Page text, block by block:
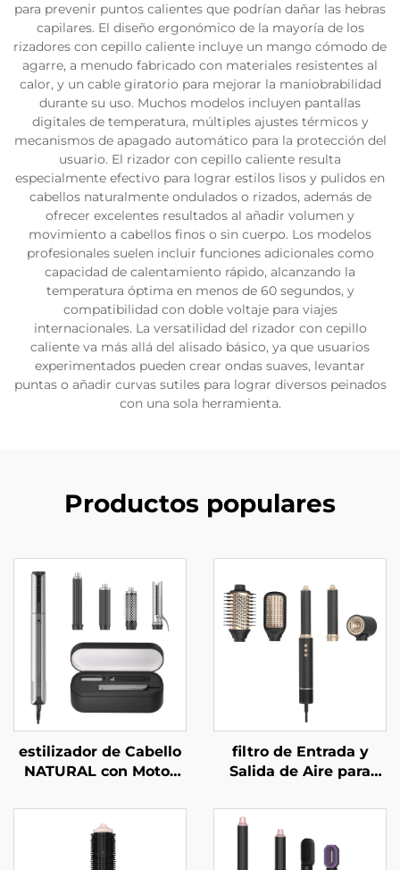
para prevenir puntos calientes que podrían dañar las hebras
capilares. El diseño ergonómico de la mayoría de los
rizadores con cepillo caliente incluye un mango cómodo de
agarre, a menudo fabricado con materiales resistentes al
calor, y un cable giratorio para mejorar la maniobrabilidad
durante su uso. Muchos modelos incluyen pantallas
digitales de temperatura, múltiples ajustes térmicos y
mecanismos de apagado automático para la protección del
usuario. El rizador con cepillo caliente resulta
especialmente efectivo para lograr estilos lisos y pulidos en
cabellos naturalmente ondulados o rizados, además de
ofrecer excelentes resultados al añadir volumen y
movimiento a cabellos finos o sin cuerpo. Los modelos
profesionales suelen incluir funciones adicionales como
capacidad de calentamiento rápido, alcanzando la
temperatura óptima en menos de 60 segundos, y
compatibilidad con doble voltaje para viajes
internacionales. La versatilidad del rizador con cepillo
caliente va más allá del alisado básico, ya que usuarios
experimentados pueden crear ondas suaves, levantar
puntas o añadir curvas sutiles para lograr diversos peinados
con una sola herramienta.
Productos populares
estilizador de Cabello
NATURAL con Motor
1 Plancha de Aire
Caliente para Secado y
Peinado Multifunción
filtro de Entrada y
Salida de Aire para
de Alta Velocidad con
Malla Cerámica y
Secador de Cabello